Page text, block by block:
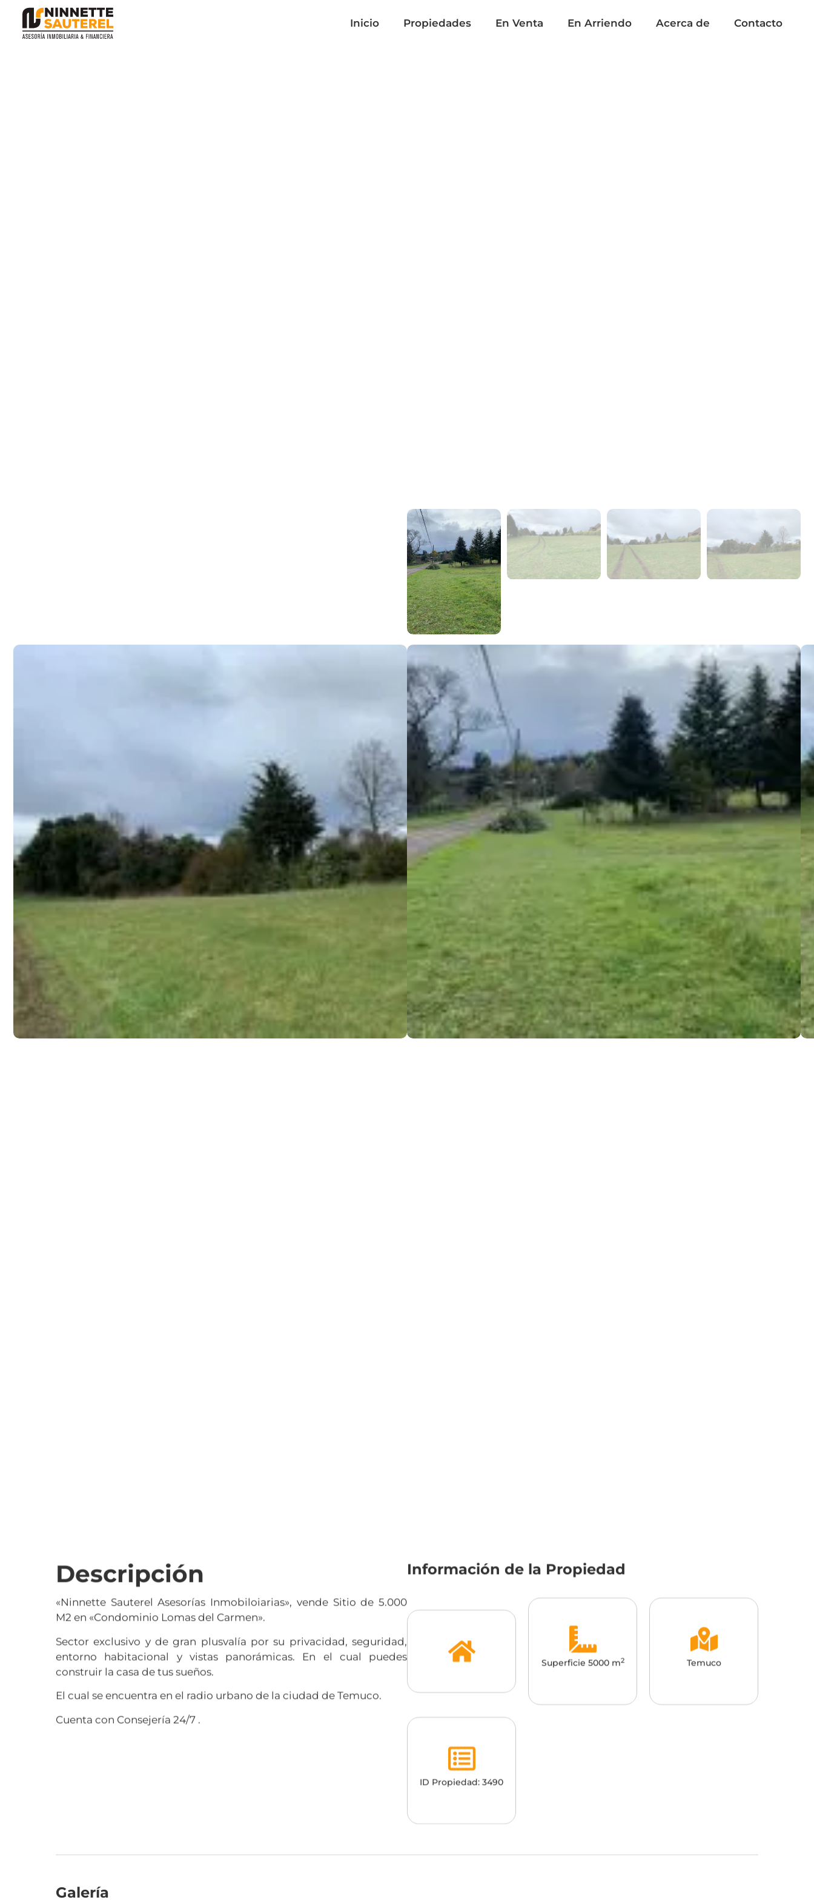
Inicio Propiedades En Venta En Arriendo Acerca de Contacto
«Condominio Lomas del Carmen»
$280.000.000.-
Ver Resumen
Descripción
«Ninnette Sauterel Asesorías Inmobiloiarias», vende Sitio de 5.000
M2 en «Condominio Lomas del Carmen».
Sector exclusivo y de gran plusvalía por su privacidad, seguridad,
entorno habitacional y vistas panorámicas. En el cual puedes
construir la casa de tus sueños.
El cual se encuentra en el radio urbano de la ciudad de Temuco.
Cuenta con Consejería 24/7 .
Información de la Propiedad
Superficie 5000 m2 Temuco
ID Propiedad: 3490
Galería